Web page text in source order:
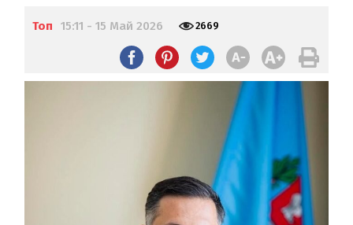
Топ 15:11 - 15 Май 2026 2669